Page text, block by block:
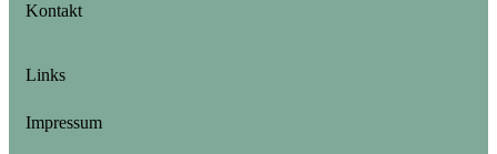
Kontakt
Links
Impressum